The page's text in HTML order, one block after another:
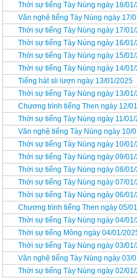
Thời sự tiếng Tày Nùng ngày 18/
Văn nghệ tiếng Tày Nùng ngày 17/
Thời sự tiếng Tày Nùng ngày 17/
Thời sự tiếng Tày Nùng ngày 16/
Thời sự tiếng Tày Nùng ngày 15/
Thời sự tiếng Tày Nùng ngày 14/
Tiếng hát sli lượn ngày 13/01/2025
Thời sự tiếng Tày Nùng ngày 13/
Chương trình tiếng Then ngày 12/
Thời sự tiếng Tày Nùng ngày 11/
Văn nghệ tiếng Tày Nùng ngày 10/
Thời sự tiếng Tày Nùng ngày 10/
Thời sự tiếng Tày Nùng ngày 09/
Thời sự tiếng Tày Nùng ngày 08/
Thời sự tiếng Tày Nùng ngày 07/
Thời sự tiếng Tày Nùng ngày 06/
Chương trình tiếng Then ngày 05/
Thời sự tiếng Tày Nùng ngày 04/
Thời sự tiếng Mông ngày 04/01/
Thời sự tiếng Tày Nùng ngày 03/
Văn nghệ tiếng Tày Nùng ngày 03/
Thời sự tiếng Tày Nùng ngày 02/